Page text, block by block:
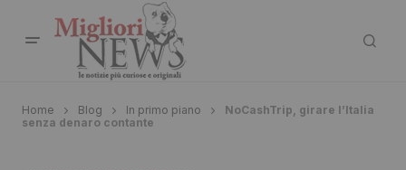
Home Blog In primo piano
NoCashTrip, girare l’Italia
senza denaro contante